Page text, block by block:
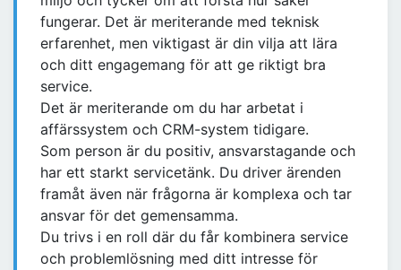
fungerar. Det är meriterande med teknisk
erfarenhet, men viktigast är din vilja att lära
och ditt engagemang för att ge riktigt bra
service.
Det är meriterande om du har arbetat i
affärssystem och CRM-system tidigare.
Som person är du positiv, ansvarstagande och
har ett starkt servicetänk. Du driver ärenden
framåt även när frågorna är komplexa och tar
ansvar för det gemensamma.
Du trivs i en roll där du får kombinera service
och problemlösning med ditt intresse för